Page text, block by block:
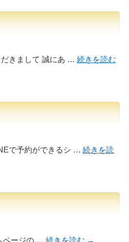
きまして 誠にあ … 続きを読む
で予約ができるシ … 続きを読
ページの … 続きを読む →